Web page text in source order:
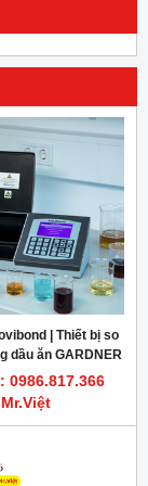
| Thiết bị so
dầu ăn GARDNER
PFXi-195/3
0986.817.366
Mr.Việt